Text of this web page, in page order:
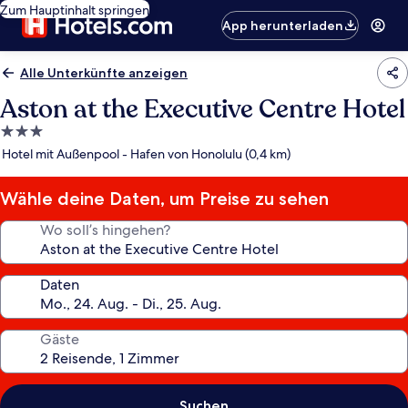
Zum Hauptinhalt springen
App herunterladen
Alle Unterkünfte anzeigen
Aston at the Executive Centre Hotel
3.0-
Sterne-
Hotel mit Außenpool - Hafen von Honolulu (0,4 km)
Wähle deine Daten, um Preise zu sehen
Wo soll’s hingehen?
Daten
Gäste